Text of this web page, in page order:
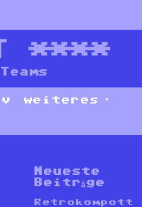
****
weiteres
Neueste
Beiträge
Retrokompott –